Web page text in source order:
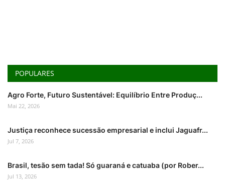
POPULARES
Agro Forte, Futuro Sustentável: Equilíbrio Entre Produç...
Mai 22, 2026
Justiça reconhece sucessão empresarial e inclui Jaguafr...
Jul 7, 2026
Brasil, tesão sem tada! Só guaraná e catuaba (por Rober...
Jul 13, 2026